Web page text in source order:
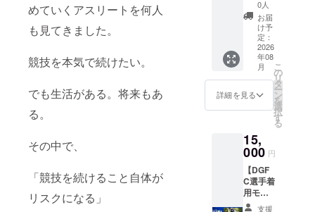
めていくアスリートを何人
も見てきました。
競技を本気で続けたい。
でも生活がある。将来もあ
る。
その中で、
「競技を続けること自体が
リスクになる」
※グッズ
画像は
イメー
ジにな
りま
す。
所、氏
名、電
話番号
を取得
させて
いただ
きま
す。 ※8
月下旬
メー
ル・動
画の内
容は指
定不可
※返品等
の受付
す。）
・選
手・ア
ンバサ
ダーオ
ショッ
ト限定
公開
予定）
・オリ
ジナル
ステッ
カー
（50×5
0㎜）
イン色
紙】 ・
DGFC
限定携
帯壁紙
付きお
礼メー
ル（ほ
しい方
を選択
ださ
い。）
・アン
バサ
ダーか
らのお
礼動画
0人
お届
け予
定：
2026
年08
月
詳細を見る
こ
の
リ
タ
ー
ン
を
選
択
す
る
15,
000 円
【DGF
C選手着
用モデ
ルTR支援